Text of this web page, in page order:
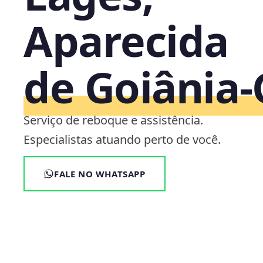
Aparecida
de
Serviço de reboque e assistência.
Especialistas atuando perto de você.
FALE NO WHATSAPP